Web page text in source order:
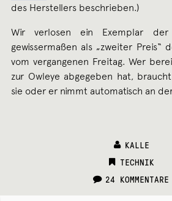
des Herstellers beschrieben.)
Wir verlosen ein Exemplar
gewissermaßen als „zweiter Preis“
vom vergangenen Freitag. Wer
zur Owleye abgegeben hat,
sie oder er nimmt automatisch an
KALLE
CATEGORIES:
TECHNIK
24 KOMMENTARE